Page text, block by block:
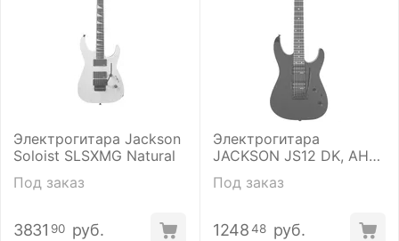
Электрогитара Jackson
Soloist SLSXMG Natural
Под заказ
3831 90 руб.
Электрогитара
JACKSON JS12 DK, AH
FB, 24 Ft, BLK
Под заказ
1248 48 руб.